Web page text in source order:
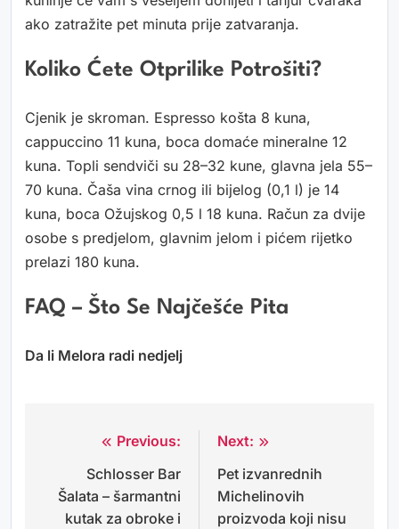
ako zatražite pet minuta prije zatvaranja.
Koliko Ćete Otprilike Potrošiti?
Cjenik je skroman. Espresso košta 8 kuna,
cappuccino 11 kuna, boca domaće mineralne 12
kuna. Topli sendviči su 28–32 kune, glavna jela 55–
70 kuna. Čaša vina crnog ili bijelog (0,1 l) je 14
kuna, boca Ožujskog 0,5 l 18 kuna. Račun za dvije
osobe s predjelom, glavnim jelom i pićem rijetko
prelazi 180 kuna.
FAQ – Što Se Najčešće Pita
Da li Melora radi nedjelj
Navigacija
objava
Previous:
Schlosser Bar
Šalata – šarmantni
kutak za obroke i
Next:
Pet izvanrednih
Michelinovih
proizvoda koji nisu